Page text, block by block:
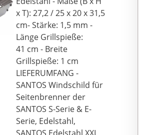
x T): 27,2 / 25 x 20 x 31,5
cm- Stärke: 1,5 mm -
Länge Grillspieße:
41 cm - Breite
Grillspieße: 1 cm
LIEFERUMFANG -
SANTOS Windschild für
Seitenbrenner der
SANTOS S-Serie & E-
Serie, Edelstahl,